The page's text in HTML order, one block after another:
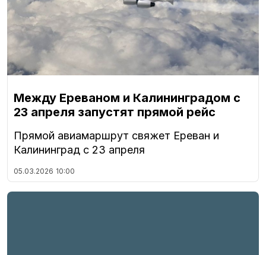
Между Ереваном и Калининградом с
23 апреля запустят прямой рейс
Прямой авиамаршрут свяжет Ереван и
Калининград с 23 апреля
05.03.2026 10:00